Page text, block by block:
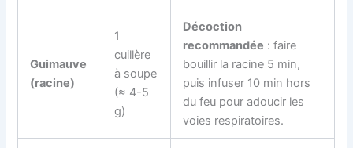
Guimauve
(racine)
1
cuillère
à soupe
(≈ 4-5
g)
Décoction
recommandée : faire
bouillir la racine 5 min,
puis infuser 10 min hors
du feu pour adoucir les
voies respiratoires.